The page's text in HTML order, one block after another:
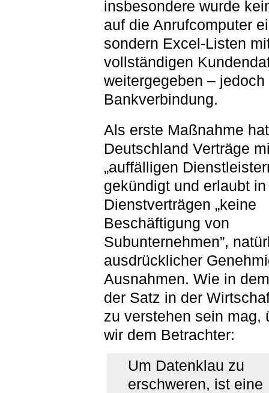
insbesondere wurde
auf die Anrufcomputer
sondern Excel-Listen
vollständigen
weitergegeben – jedoch
Bankverbindung.
Als erste Maßnahme
Deutschland Verträge
„auffälligen
gekündigt und erlaubt
Dienstverträgen „keine
Beschäftigung von
Subunternehmen”,
ausdrücklicher
Ausnahmen. Wie in
der Satz in der
zu verstehen sein mag,
wir dem Betrachter:
Um Datenklau zu
erschweren, ist eine